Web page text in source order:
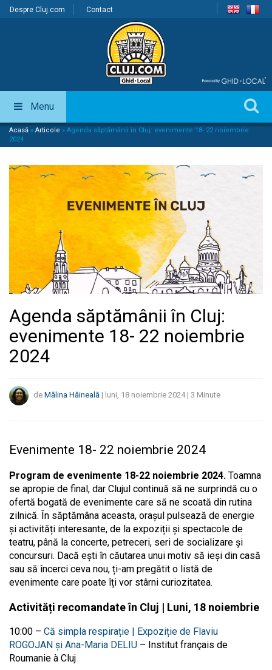
Despre Cluj.com Contact
Menu
Acasă » Articole » Agenda săptămânii în Cluj: evenimente 18- 22 noiembrie
2024
Agenda săptămânii în Cluj:
evenimente 18- 22 noiembrie
2024
de Mălina Hăineală | luni, 18 noiembrie 2024| 3 Minute
Evenimente 18- 22 noiembrie 2024
Program de evenimente 18-22 noiembrie 2024. Toamna
se apropie de final, dar Clujul continuă să ne surprindă cu o
ofertă bogată de evenimente care să ne scoată din rutina
zilnică. În săptămâna aceasta, orașul pulsează de energie
și activități interesante, de la expoziții și spectacole de
teatru, până la concerte, petreceri, seri de socializare și
concursuri. Dacă ești în căutarea unui motiv să ieși din casă
sau să încerci ceva nou, ți-am pregătit o listă de
evenimente care poate îți vor stârni curiozitatea.
Activități recomandate în Cluj | Luni, 18 noiembrie
10:00 – Că simpla respirație | Expoziție de Flaviu
ROGOJAN și Ana-Maria DELIU – Institut français de
Roumanie à Cluj